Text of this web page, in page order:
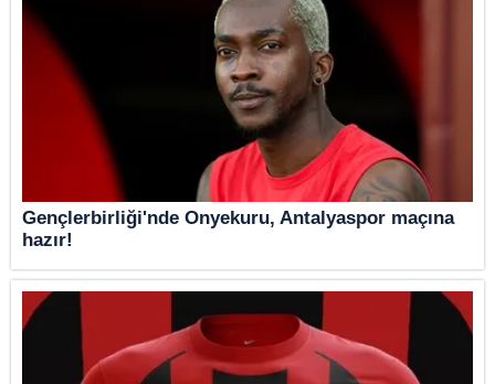
Gençlerbirliği'nde Onyekuru, Antalyaspor maçına
hazır!